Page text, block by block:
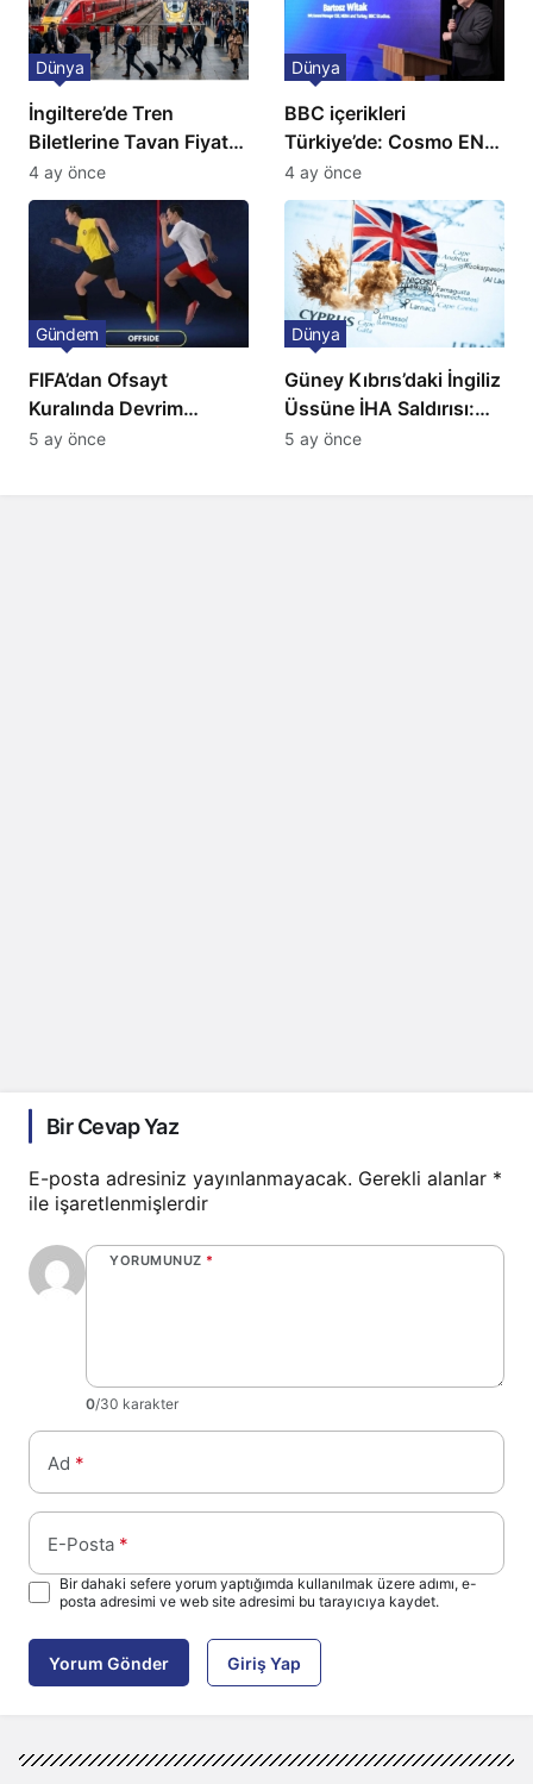
İngiltere’de Tren
Biletlerine Tavan Fiyat:
Ulaşımda Yeni
Düzenleme
Dünya
4 ay önce
BBC içerikleri
Türkiye’de: Cosmo EN
ve BBC Player yayında
Dünya
4 ay önce
FIFA’dan Ofsayt
Kuralında Devrim
Niteliğinde Onay
Gündem
5 ay önce
Güney Kıbrıs’daki İngiliz
Üssüne İHA Saldırısı:
Patlama, Sirenler ve
Dünya
5 ay önce
Bir Cevap Yaz
E-posta adresiniz yayınlanmayacak. Gerekli alanlar *
ile işaretlenmişlerdir
YORUMUNUZ *
0/30 karakter
Ad *
E-Posta *
Bir dahaki sefere yorum yaptığımda kullanılmak üzere adımı, e-
posta adresimi ve web site adresimi bu tarayıcıya kaydet.
Yorum Gönder Giriş Yap